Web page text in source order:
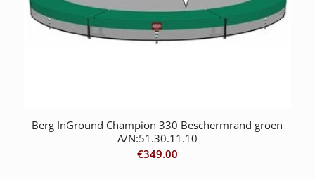
Berg InGround Champion 330 Beschermrand groen
A/N:51.30.11.10
€349.00